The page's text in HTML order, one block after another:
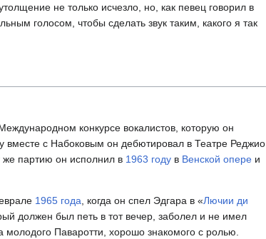
не только исчезло, но, как певец говорил в
голосом, чтобы сделать звук таким, какого я так
конкурсе вокалистов, которую он
вместе с Набоковым он дебютировал в Театре Реджио
же партию он исполнил в 1963 году в Венской опере и
1965 года, когда он спел Эдгара в «Лючии ди
должен был петь в тот вечер, заболел и не имел
Паваротти, хорошо знакомого с ролью.